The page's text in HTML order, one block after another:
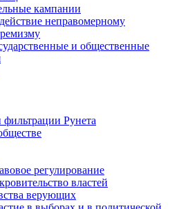
кампании
неправомерному
и общественные
Рунета
регулирование
властей
верующих